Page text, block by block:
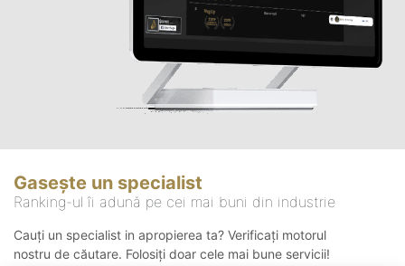
Gasește un specialist
Ranking-ul îi adună pe cei mai buni din industrie
Cauți un specialist in apropierea ta? Verificați motorul
nostru de căutare. Folosiți doar cele mai bune servicii!